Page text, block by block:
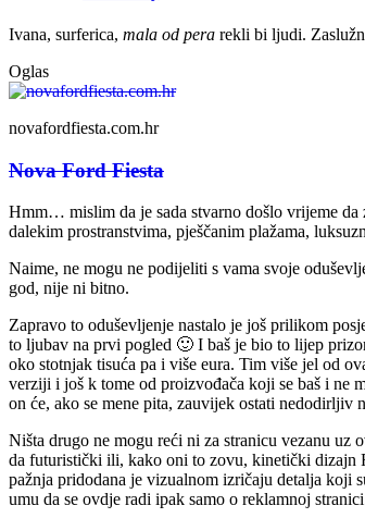
Ivana, surferica, mala od pera rekli bi ljudi.
Oglas
novafordfiesta.com.hr
Nova Ford Fiesta
Hmm… mislim da je sada stvarno došlo vrijeme da
dalekim prostranstvima, pješčanim plažama,
Naime, ne mogu ne podijeliti s vama svoje
god, nije ni bitno.
Zapravo to oduševljenje nastalo je još prilikom
to ljubav na prvi pogled 🙂 I baš je bio to lijep
oko stotnjak tisuća pa i više eura. Tim više jel od
verziji i još k tome od proizvođača koji se baš i ne
on će, ako se mene pita, zauvijek ostati nedodirljiv
Ništa drugo ne mogu reći ni za stranicu vezanu
da futuristički ili, kako oni to zovu, kinetički dizajn
pažnja pridodana je vizualnom izričaju detalja koji
umu da se ovdje radi ipak samo o reklamnoj